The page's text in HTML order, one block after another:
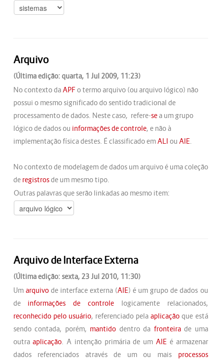
Arquivo
(Última edição: quarta, 1 Jul 2009, 11:23)
No contexto daAPFo termo arquivo (ou arquivo lógico) não
possui o mesmo significado do sentido tradicional de
processamento de dados. Neste caso, refere-sea um grupo
lógico de dados ou informações de controle, e não à
implementação física destes. É classificado emALI ou AIE.
No contexto de modelagem de dados um arquivo é uma coleção
de registrosde um mesmo tipo.
Outras palavras que serão linkadas ao mesmo item:
Arquivo de Interface Externa
(Última edição: sexta, 23 Jul 2010, 11:30)
Um arquivode interface externa (AIE) é um grupo de dados ou
de informações de controlelogicamente relacionados,
reconhecido pelo usuário, referenciado pelaaplicação que está
sendo contada, porém, mantido dentro da fronteirade uma
outraaplicação. A intenção primária de um AIEé armazenar
dados referenciados através de um ou mais processos